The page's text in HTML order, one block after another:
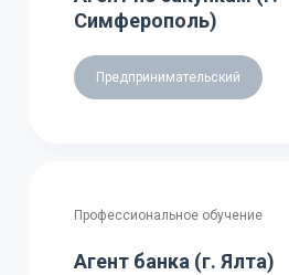
Симферополь)
Предпринимательский
Профессиональное обучение
Агент банка (г. Ялта)